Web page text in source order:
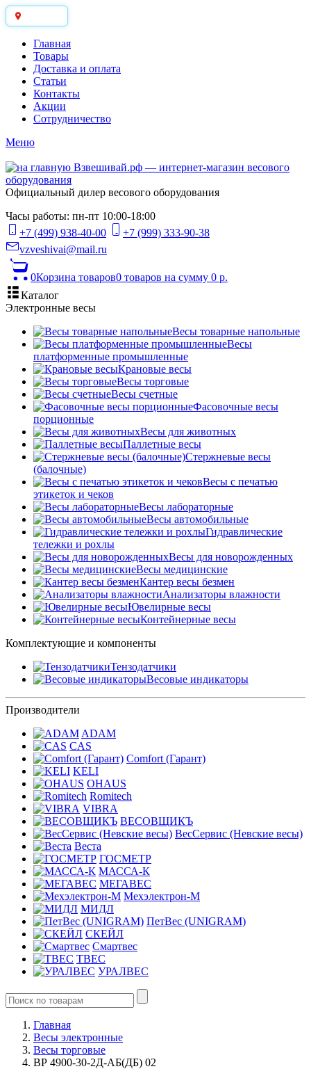
Главная
Товары
Доставка и оплата
Статьи
Контакты
Акции
Сотрудничество
Меню
Официальный дилер весового оборудования
Часы работы: пн-пт 10:00-18:00
+7 (499) 938-40-00
+7 (999) 333-90-38
vzveshivai@mail.ru
0Корзина товаров0 товаров на сумму 0 р.
Каталог
Электронные весы
Весы товарные напольные
Весы
платформенные промышленные
Крановые весы
Весы торговые
Весы счетные
Фасовочные весы
порционные
Весы для животных
Паллетные весы
Стержневые весы
(балочные)
Весы c печатью
этикеток и чеков
Весы лабораторные
Весы автомобильные
Гидравлические
тележки и рохлы
Весы для новорожденных
Весы медицинские
Кантер весы безмен
Анализаторы влажности
Ювелирные весы
Контейнерные весы
Комплектующие и компоненты
Тензодатчики
Весовые индикаторы
Производители
ADAM
CAS
Comfort (Гарант)
KELI
OHAUS
Romitech
VIBRA
ВЕСОВЩИКЪ
ВесСервис (Невские весы)
Веста
ГОСМЕТР
МАССА-К
МЕГАВЕС
Мехэлектрон-М
МИДЛ
ПетВес (UNIGRAM)
СКЕЙЛ
Смартвес
ТВЕС
УРАЛВЕС
Главная
Весы электронные
Весы торговые
ВР 4900-30-2Д-АБ(ДБ) 02